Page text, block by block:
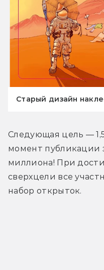
Старый дизайн
Следующая цель —
момент публикации
миллиона! При
сверхцели все
набор открыток.